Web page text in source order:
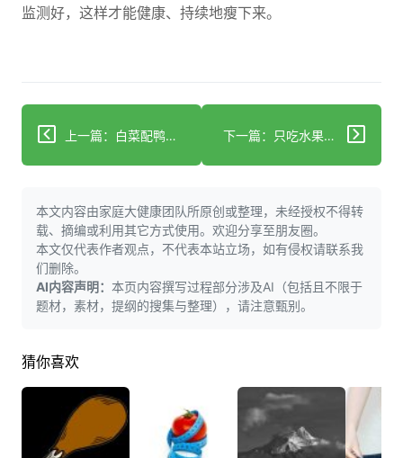
监测好，这样才能健康、持续地瘦下来。
上一篇：白菜配鸭肉：营养互补的健康搭配指南 下一篇：只吃水果减肥？别踩这3个健康大坑
本文内容由家庭大健康团队所原创或整理，未经授权不得转
载、摘编或利用其它方式使用。欢迎分享至朋友圈。
本文仅代表作者观点，不代表本站立场，如有侵权请联系我
们删除。
AI内容声明： 本页内容撰写过程部分涉及AI（包括且不限于
题材，素材，提纲的搜集与整理），请注意甄别。
猜你喜欢